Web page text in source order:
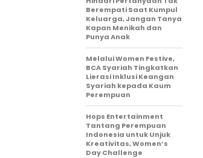
Berempati Saat Kumpul
Keluarga, Jangan Tanya
Kapan Menikah dan
Punya Anak
Melalui Women Festive,
BCA Syariah Tingkatkan
Lierasi Inklusi Keangan
Syariah kepada Kaum
Perempuan
Hops Entertainment
Tantang Perempuan
Indonesia untuk Unjuk
Kreativitas, Women’s
Day Challenge